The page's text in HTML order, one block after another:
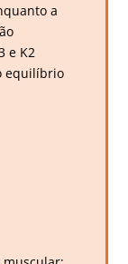
a
e K2
equilíbrio